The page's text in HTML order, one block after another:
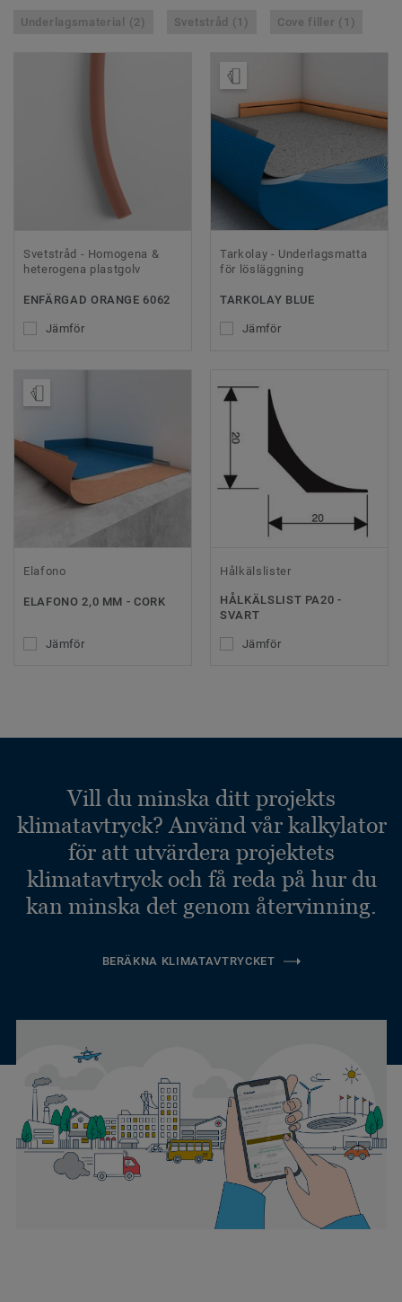
Underlagsmaterial (2) Svetstråd (1) Cove filler (1)
Svetstråd - Homogena &
heterogena plastgolv
ENFÄRGAD ORANGE 6062
Jämför
Tarkolay - Underlagsmatta
för lösläggning
TARKOLAY BLUE
Jämför
Elafono
ELAFONO 2,0 MM - CORK
Jämför
Hålkälslister
HÅLKÄLSLIST PA20 -
SVART
Jämför
Vill du minska ditt projekts
klimatavtryck? Använd vår kalkylator
för att utvärdera projektets
klimatavtryck och få reda på hur du
kan minska det genom återvinning.
BERÄKNA KLIMATAVTRYCKET